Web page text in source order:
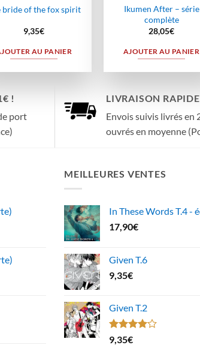
bride of the fox spirit
9,35€
AU PANIER
Ikumen After – série
complète
28,05€
AJOUTER AU PANIER
!
port
LIVRAISON RAPIDE
Envois suivis livrés en
ouvrés en moyenne
MEILLEURES VENTES
In These Words T.4 -
17,90€
Given T.6
9,35€
Given T.2
Note
9,35€